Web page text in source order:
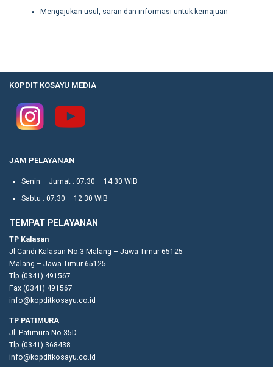
Mengajukan usul, saran dan informasi untuk kemajuan
KOPDIT KOSAYU MEDIA
JAM PELAYANAN
Senin – Jumat : 07.30 – 14.30 WIB
Sabtu : 07.30 – 12.30 WIB
TEMPAT PELAYANAN
TP Kalasan
Jl Candi Kalasan No.3 Malang – Jawa Timur 65125
Malang – Jawa Timur 65125
Tlp (0341) 491567
Fax (0341) 491567
info@kopditkosayu.co.id
TP PATIMURA
Jl. Patimura No.35D
Tlp (0341) 368438
info@kopditkosayu.co.id